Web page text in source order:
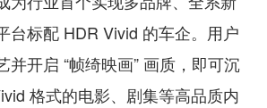
台标配 HDR Vivid 的车企。用户
并开启 “帧绮映画” 画质，即可沉
格式的电影、剧集等高品质内